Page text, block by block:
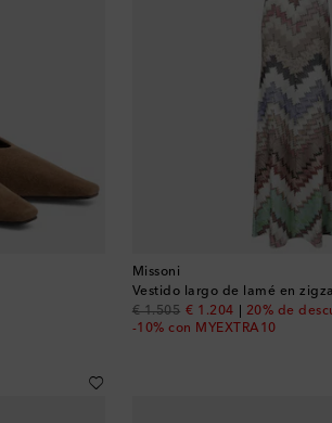
Missoni
Vestido largo de lamé en
€ 1.505
original price
€ 1.204
discount price20% de
-10% con MYEXTRA10